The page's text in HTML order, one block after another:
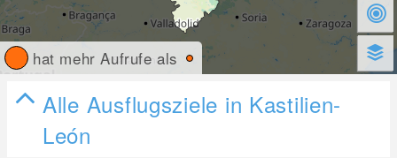
hat mehr Aufrufe als
Alle Ausflugsziele in Kastilien-
León